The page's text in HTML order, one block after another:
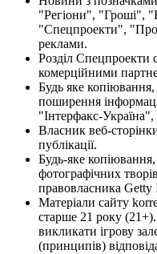
"Регіони", "Гроші",
"Спецпроекти",
реклами.
Розділ Спецпроекти
комерційними
Будь яке
поширення
"Інтерфакс-
Власник веб-
публікації.
Будь-яке
фотографічних
правовласника Getty
Матеріали сайту
старше 21 року
викликати ігрову
(принципів)